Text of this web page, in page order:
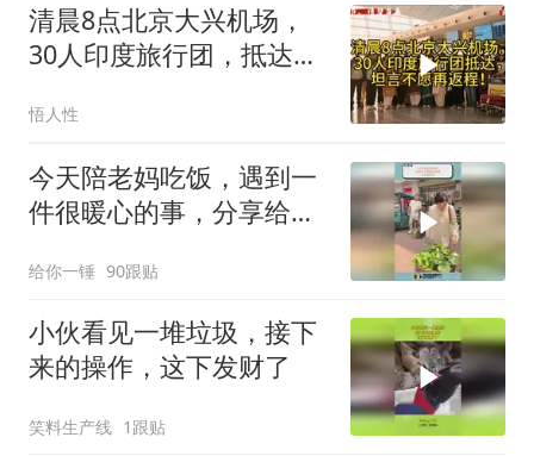
清晨8点北京大兴机场，
30人印度旅行团，抵达，
悟人性
今天陪老妈吃饭，遇到一
件很暖心的事，分享给你
给你一锤 90跟贴
小伙看见一堆垃圾，接下
来的操作，这下发财了
笑料生产线 1跟贴